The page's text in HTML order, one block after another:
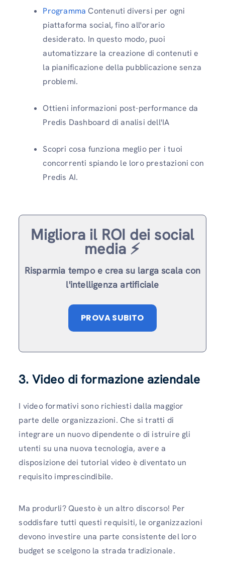
ProgrammaContenuti diversi per ogni
piattaforma social, fino all'orario
desiderato. In questo modo, puoi
automatizzare la creazione di contenuti e
la pianificazione della pubblicazione senza
problemi.
Ottieni informazioni post-performance da
Predis Dashboard di analisi dell'IA
Scopri cosa funziona meglio per i tuoi
concorrenti spiando le loro prestazioni con
Predis AI.
Migliora il ROI dei social
media ⚡️
Risparmia tempo e crea su larga scala con
l'intelligenza artificiale
PROVA SUBITO
3. Video di formazione aziendale
I video formativi sono richiesti dalla maggior
parte delle organizzazioni. Che si tratti di
integrare un nuovo dipendente o di istruire gli
utenti su una nuova tecnologia, avere a
disposizione dei tutorial video è diventato un
requisito imprescindibile.
Ma produrli? Questo è un altro discorso! Per
soddisfare tutti questi requisiti, le organizzazioni
devono investire una parte consistente del loro
budget se scelgono la strada tradizionale.